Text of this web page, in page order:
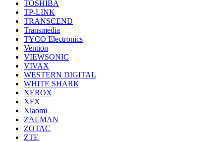
TOSHIBA
TP-LINK
TRANSCEND
Transmedia
TYCO Electronics
Vention
VIEWSONIC
VIVAX
WESTERN DIGITAL
WHITE SHARK
XEROX
XFX
Xiaomi
ZALMAN
ZOTAC
ZTE